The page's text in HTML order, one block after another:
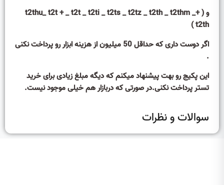
و ( +t2thu_ t2t + _ t2t _ t2ti _ t2ts _ t2tz _ t2th _ t2thm _
t2th )
اگر دوست داری که حداقل 50 میلیون از هزینه ابزار رو پرداخت نکنی
.
این پکیج رو بهت پیشنهاد میکنم که دیگه مبلغ زیادی برای خرید
تستر پرداخت نکنی.در صورتی که دربازار هم خیلی موجود نیست.
سوالات و نظرات